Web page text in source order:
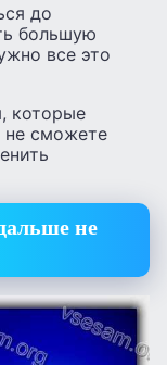
до
большую
все это
которые
не сможете
не